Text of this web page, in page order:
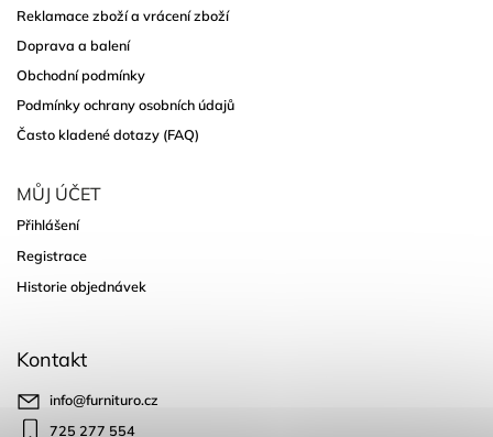
Reklamace zboží a vrácení zboží
Doprava a balení
Obchodní podmínky
Podmínky ochrany osobních údajů
Často kladené dotazy (FAQ)
MŮJ ÚČET
Přihlášení
Registrace
Historie objednávek
Kontakt
info@furnituro.cz
725 277 554